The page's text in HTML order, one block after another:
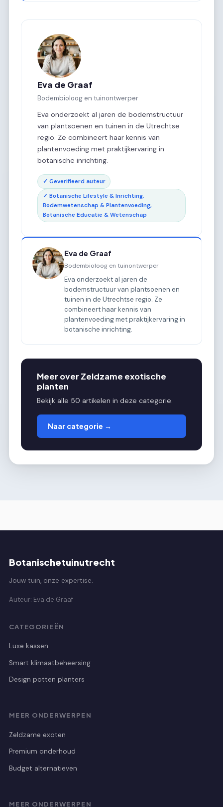
Eva de Graaf
Bodembioloog en tuinontwerper
Eva onderzoekt al jaren de bodemstructuur
van plantsoenen en tuinen in de Utrechtse
regio. Ze combineert haar kennis van
plantenvoeding met praktijkervaring in
botanische inrichting.
✓ Geverifieerd auteur
✓ Botanische Lifestyle & Inrichting,
Bodemwetenschap & Plantenvoeding,
Botanische Educatie & Wetenschap
Eva de Graaf
Bodembioloog en tuinontwerper
Eva onderzoekt al jaren de
bodemstructuur van plantsoenen en
tuinen in de Utrechtse regio. Ze
combineert haar kennis van
plantenvoeding met praktijkervaring in
botanische inrichting.
Meer over Zeldzame exotische
planten
Bekijk alle 50 artikelen in deze categorie.
Naar categorie →
Botanischetuinutrecht
Jouw tuin, onze expertise.
Auteur: Eva de Graaf
CATEGORIEËN
Luxe kassen
Smart klimaatbeheersing
Design potten planters
MEER ONDERWERPEN
Zeldzame exoten
Premium onderhoud
Budget alternatieven
MEER ONDERWERPEN